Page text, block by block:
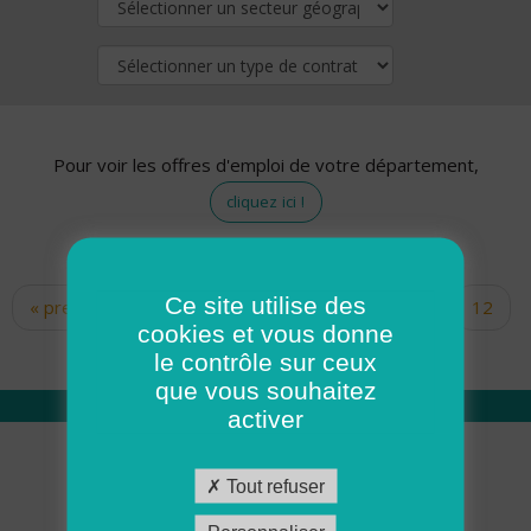
Pour voir les offres d'emploi de votre département,
cliquez ici !
Pages
« premier ‹ précédent … 10
12
14 15 16 17
Qui sommes nous
Académie ADMR
Ce site utilise des
cookies et vous donne
le contrôle sur ceux
que vous souhaitez
activer
Tout refuser